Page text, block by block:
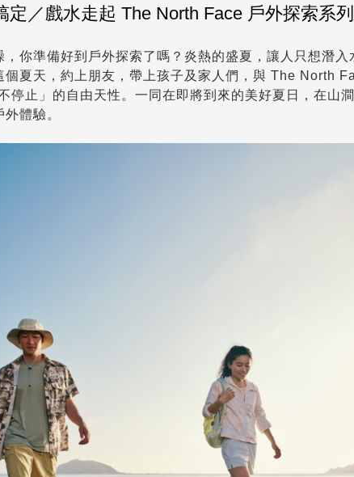
／戲水走起 The North Face 戶外探索系列
你準備好到戶外探索了嗎？炎熱的盛夏，讓人只想潛入
夏天，約上朋友，帶上孩子及家人們，與 The North
止」的自由天性。一同在即將到來的美好夏日，在山
外體驗。